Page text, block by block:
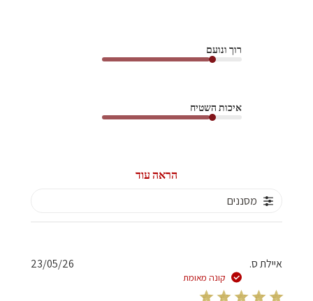
רוך ונועם
איכות השטיח
הראה עוד
מסננים
איילת ס.
קונה מאומת
23/05/26